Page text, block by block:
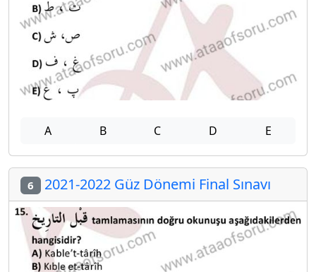
A B C D E
6 2021-2022 Güz Dönemi Final Sınavı